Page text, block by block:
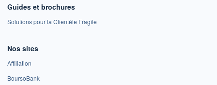
Guides et brochures
Solutions pour la Clientèle Fragile
Nos sites
Affiliation
BoursoBank